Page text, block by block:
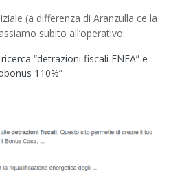
(a differenza di Aranzulla ce la
subito all’operativo:
“detrazioni fiscali ENEA” e
110%”